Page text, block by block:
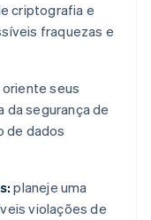
criptografia e
fraquezas e
oriente seus
da segurança de
de dados
planeje uma
violações de